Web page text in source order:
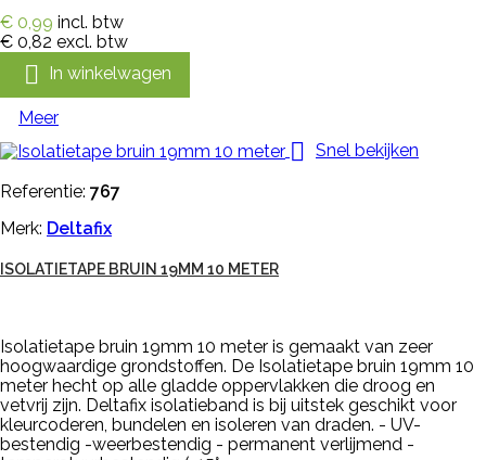
€ 0,99 incl. btw
€ 0,82 excl. btw
 In winkelwagen
Meer

Snel bekijken
Referentie: 767
Merk: Deltafix
ISOLATIETAPE BRUIN 19MM 10 METER
Isolatietape bruin 19mm 10 meter is gemaakt van zeer
hoogwaardige grondstoffen. De Isolatietape bruin 19mm 10
meter hecht op alle gladde oppervlakken die droog en
vetvrij zijn. Deltafix isolatieband is bij uitstek geschikt voor
kleurcoderen, bundelen en isoleren van draden. - UV-
bestendig -weerbestendig - permanent verlijmend -